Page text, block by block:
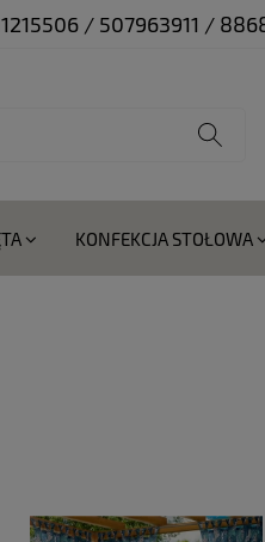
/ 507963911 /
KONFEKCJA STOŁOWA